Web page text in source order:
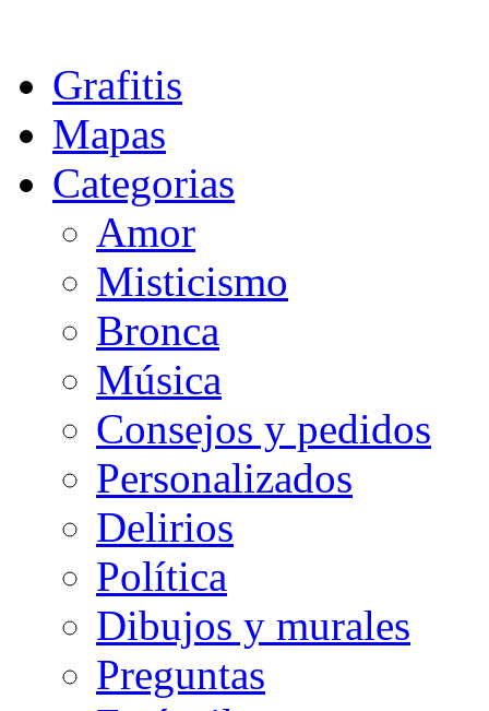
Grafitis
Mapas
Categorias
Amor
Misticismo
Bronca
Música
Consejos y pedidos
Personalizados
Delirios
Política
Dibujos y murales
Preguntas